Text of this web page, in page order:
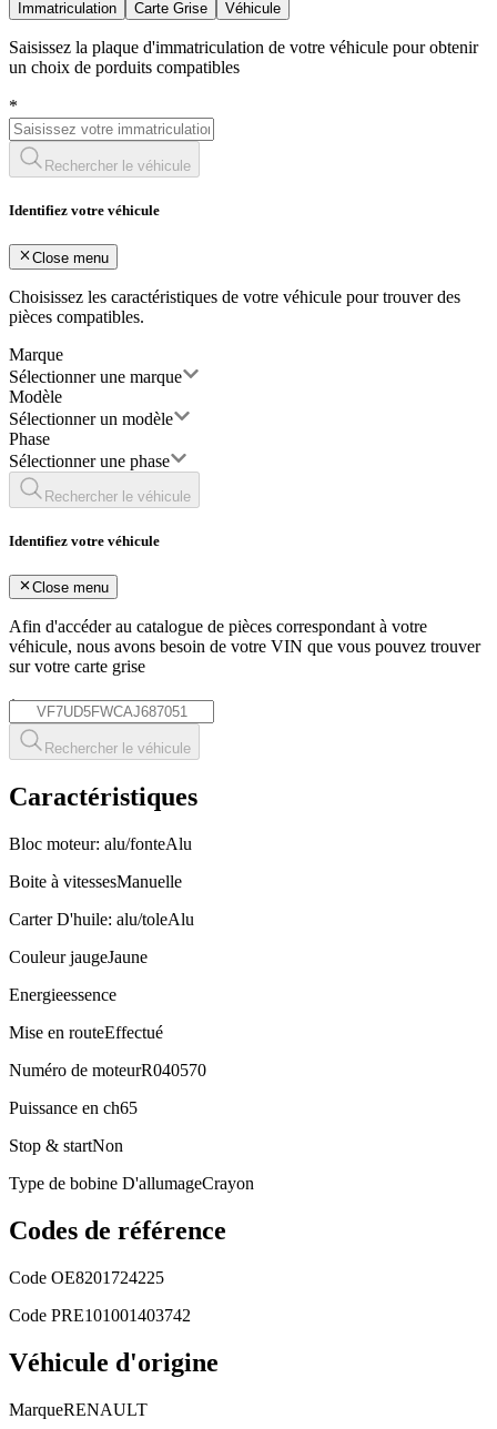
Immatriculation Carte Grise Véhicule
Saisissez la plaque d'immatriculation de votre véhicule pour obtenir
un choix de porduits compatibles
*
Rechercher le véhicule
Identifiez votre véhicule
Close menu
Choisissez les caractéristiques de votre véhicule pour trouver des
pièces compatibles.
Marque
Sélectionner une marque
Modèle
Sélectionner un modèle
Phase
Sélectionner une phase
Rechercher le véhicule
Identifiez votre véhicule
Close menu
Afin d'accéder au catalogue de pièces correspondant à votre
véhicule, nous avons besoin de votre VIN que vous pouvez trouver
sur votre carte grise
*
Rechercher le véhicule
Caractéristiques
Bloc moteur: alu/fonteAlu
Boite à vitessesManuelle
Carter D'huile: alu/toleAlu
Couleur jaugeJaune
Energieessence
Mise en routeEffectué
Numéro de moteurR040570
Puissance en ch65
Stop & startNon
Type de bobine D'allumageCrayon
Codes de référence
Code OE8201724225
Code PRE101001403742
Véhicule d'origine
MarqueRENAULT